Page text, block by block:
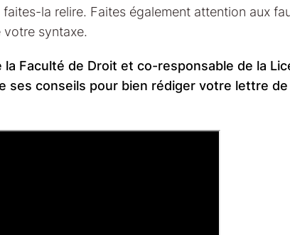
la relire. Faites également attention aux
votre syntaxe.
la Faculté de Droit et co-responsable de la
ses conseils pour bien rédiger votre lettre de